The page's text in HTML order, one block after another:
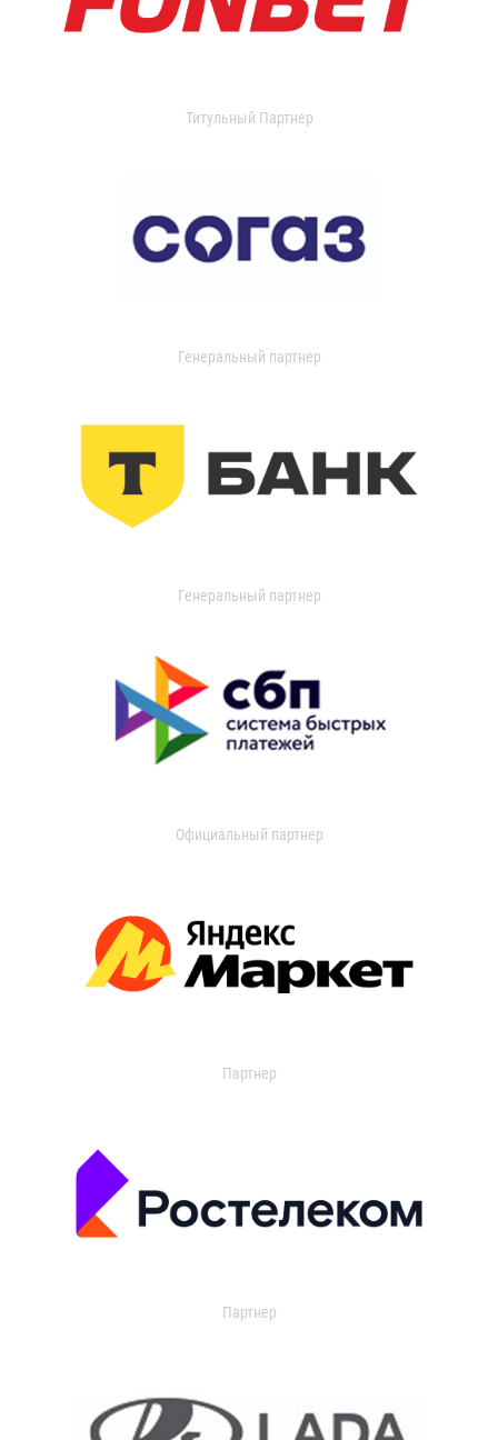
Титульный Партнер
Генеральный партнер
Генеральный партнер
Официальный партнер
Партнер
Партнер